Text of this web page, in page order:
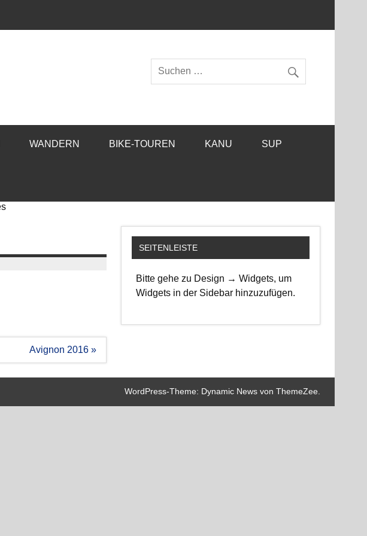
WANDERN BIKE-TOUREN KANU SUP
Avignon 2016 »
SEITENLEISTE
Bitte gehe zu Design → Widgets, um
Widgets in der Sidebar hinzuzufügen.
WordPress-Theme: Dynamic News von ThemeZee.